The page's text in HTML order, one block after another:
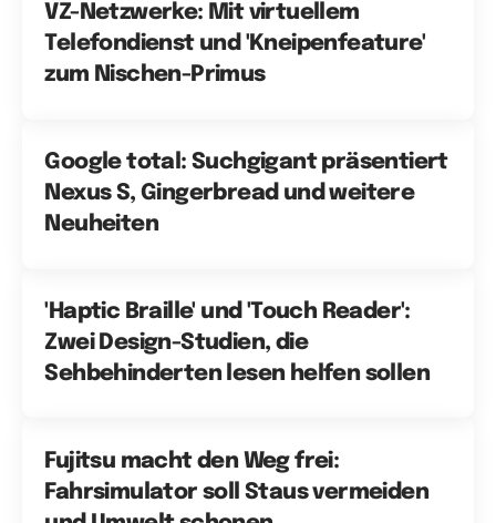
VZ-Netzwerke: Mit virtuellem
Telefondienst und 'Kneipenfeature'
zum Nischen-Primus
Google total: Suchgigant präsentiert
Nexus S, Gingerbread und weitere
Neuheiten
'Haptic Braille' und 'Touch Reader':
Zwei Design-Studien, die
Sehbehinderten lesen helfen sollen
Fujitsu macht den Weg frei:
Fahrsimulator soll Staus vermeiden